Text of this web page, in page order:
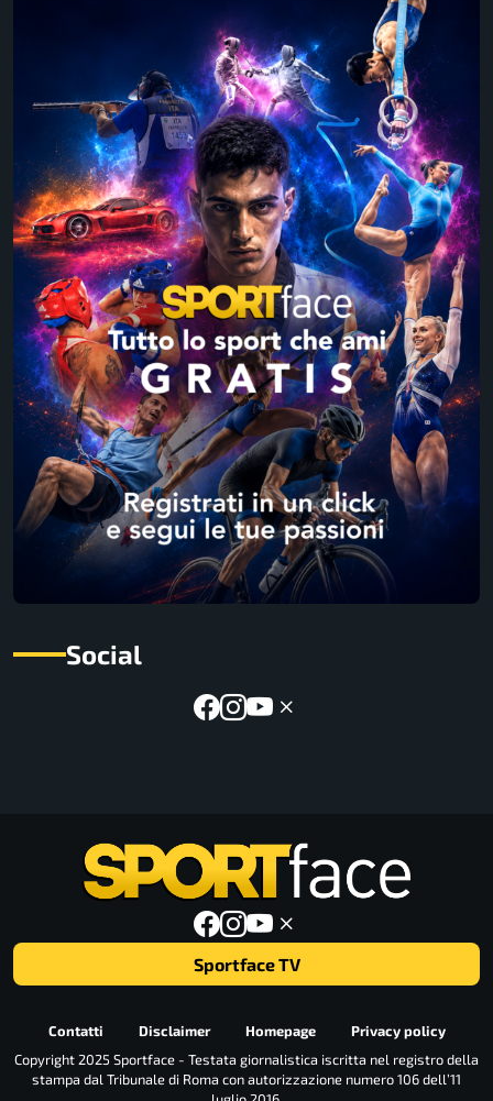
Social
Sportface TV
Contatti Disclaimer Homepage
Privacy policy
Copyright 2025 Sportface - Testata giornalistica iscritta nel registro della
stampa dal Tribunale di Roma con autorizzazione numero 106 dell’11